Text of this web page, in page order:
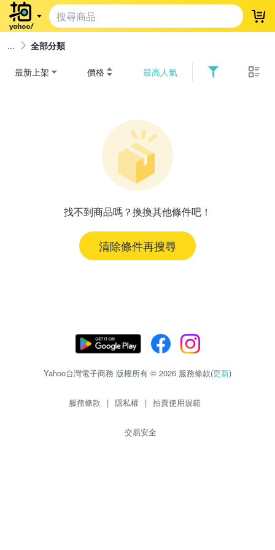
登
全部分類
最新上架 價格 最高人氣
找不到商品嗎？換換其他條件吧！
清除條件再搜尋
Yahoo台灣電子商務 版權所有 © 2026 服務條款(更新)
服務條款 | 隱私權 | 拍賣使用規範
交易安全